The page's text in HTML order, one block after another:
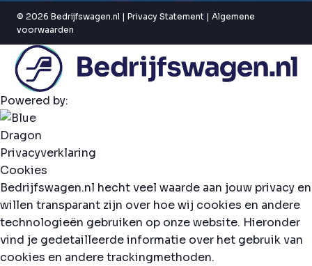
© 2026 Bedrijfswagen.nl | Privacy Statement | Algemene
voorwaarden
Powered by:
Privacyverklaring
Cookies
Bedrijfswagen.nl hecht veel waarde aan jouw privacy en
willen transparant zijn over hoe wij cookies en andere
technologieën gebruiken op onze website. Hieronder
vind je gedetailleerde informatie over het gebruik van
cookies en andere trackingmethoden.